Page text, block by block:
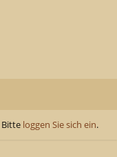
Bitte loggen Sie sich ein.